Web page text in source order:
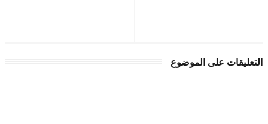
التعليقات على الموضوع